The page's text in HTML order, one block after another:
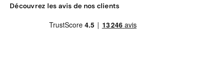
Découvrez les avis de nos clients